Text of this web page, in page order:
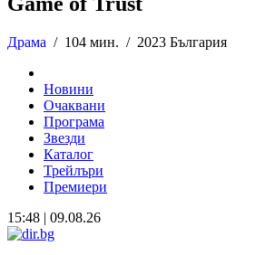
Драма / 104 мин. / 2023 България
Новини
Очаквани
Програма
Звезди
Каталог
Трейлъри
Премиери
15:48 | 09.08.26